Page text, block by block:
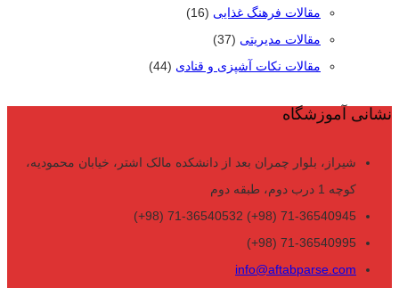
مقالات فرهنگ غذایی (16)
مقالات مدیریتی (37)
مقالات نکات آشپزی و قنادی (44)
نشانی آموزشگاه
شیراز، بلوار چمران بعد از دانشکده مالک اشتر، خیابان محمودیه،
کوچه 1 درب دوم، طبقه دوم
71-36540945 (98+) 71-36540532 (98+)
71-36540995 (98+)
info@aftabparse.com